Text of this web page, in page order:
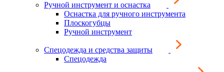
Ручной инструмент и оснастка
Оснастка для ручного инструмента
Плоскогубцы
Ручной инструмент
Спецодежда и средства защиты
Спецодежда